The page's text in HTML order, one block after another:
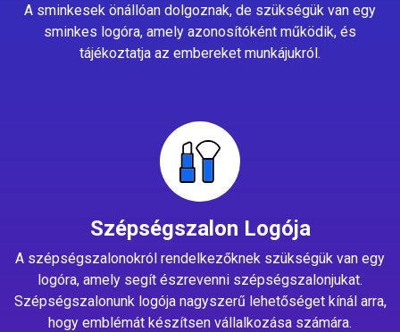
A sminkesek önállóan dolgoznak, de szükségük van egy
sminkes logóra, amely azonosítóként működik, és
tájékoztatja az embereket munkájukról.
Szépségszalon Logója
A szépségszalonokról rendelkezőknek szükségük van egy
logóra, amely segít észrevenni szépségszalonjukat.
Szépségszalonunk logója nagyszerű lehetőséget kínál arra,
hogy emblémát készítsen vállalkozása számára.